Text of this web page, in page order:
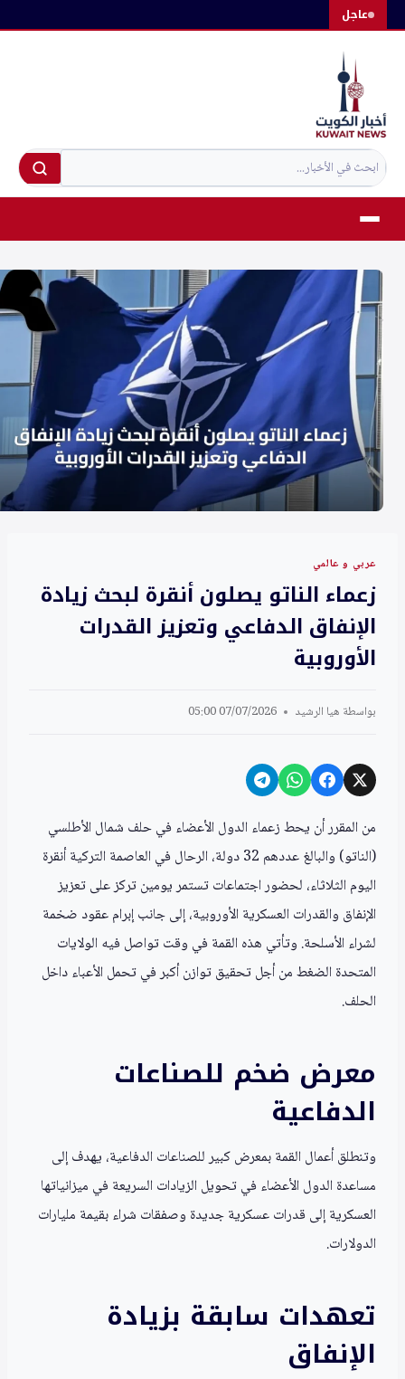
عاجلالتجاوز
عربي و عالمي
زعماء الناتو يصلون أنقرة لبحث زيادة
الإنفاق الدفاعي وتعزيز القدرات
الأوروبية
بواسطة هيا الرشيد 07/07/2026 05:00
من المقرر أن يحط زعماء الدول الأعضاء في حلف شمال الأطلسي
(الناتو) والبالغ عددهم 32 دولة، الرحال في العاصمة التركية أنقرة
اليوم الثلاثاء، لحضور اجتماعات تستمر يومين تركز على تعزيز
الإنفاق والقدرات العسكرية الأوروبية، إلى جانب إبرام عقود ضخمة
لشراء الأسلحة. وتأتي هذه القمة في وقت تواصل فيه الولايات
المتحدة الضغط من أجل تحقيق توازن أكبر في تحمل الأعباء داخل
الحلف.
معرض ضخم للصناعات
الدفاعية
وتنطلق أعمال القمة بمعرض كبير للصناعات الدفاعية، يهدف إلى
مساعدة الدول الأعضاء في تحويل الزيادات السريعة في ميزانياتها
العسكرية إلى قدرات عسكرية جديدة وصفقات شراء بقيمة مليارات
الدولارات.
تعهدات سابقة بزيادة
الإنفاق